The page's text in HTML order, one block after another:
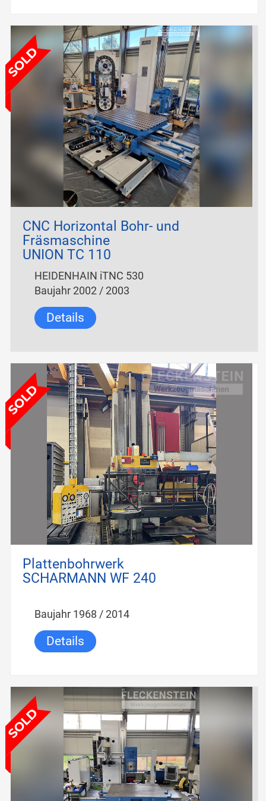
CNC Horizontal Bohr- und
Fräsmaschine
UNION TC 110
HEIDENHAIN iTNC 530
Baujahr 2002 / 2003
Details
Plattenbohrwerk
SCHARMANN WF 240
Baujahr 1968 / 2014
Details